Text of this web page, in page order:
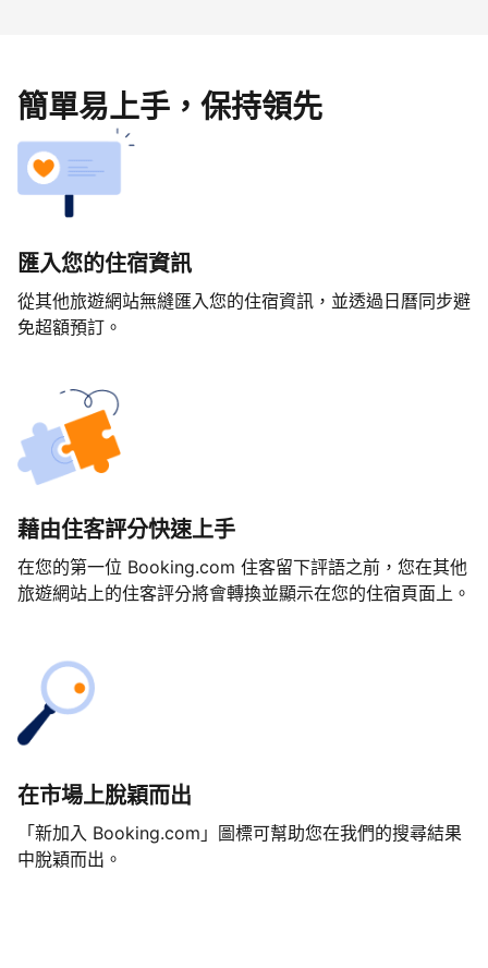
簡單易上手，保持領先
匯入您的住宿資訊
從其他旅遊網站無縫匯入您的住宿資訊，並透過日曆同步避
免超額預訂。
藉由住客評分快速上手
在您的第一位 Booking.com 住客留下評語之前，您在其他
旅遊網站上的住客評分將會轉換並顯示在您的住宿頁面上。
在市場上脫穎而出
「新加入 Booking.com」圖標可幫助您在我們的搜尋結果
中脫穎而出。